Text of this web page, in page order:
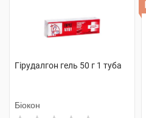
Гірудалгон гель 50 г 1 туба
Біокон